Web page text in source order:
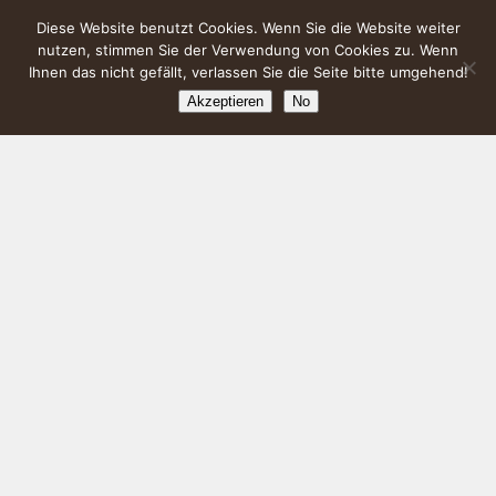
Diese Website benutzt Cookies. Wenn Sie die Website weiter
nutzen, stimmen Sie der Verwendung von Cookies zu. Wenn
Ihnen das nicht gefällt, verlassen Sie die Seite bitte umgehend!
Akzeptieren No